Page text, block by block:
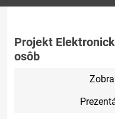
Projekt
osôb